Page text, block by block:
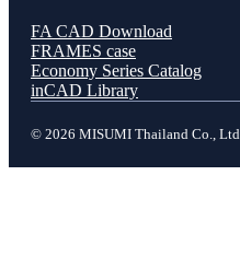
FA CAD Download
FRAMES case
Economy Series Catalog
inCAD Library
© 2026 MISUMI Thailand Co., Ltd.